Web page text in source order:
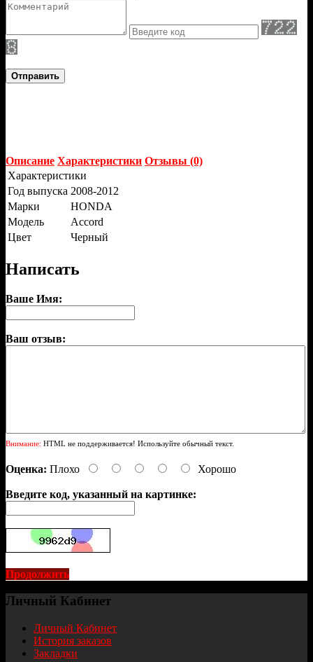
Отправить
Описание Характеристики Отзывы (0)
Характеристики
Год выпуска 2008-2012
Марки
HONDA
Модель
Accord
Цвет
Черный
Написать
Ваше Имя:
Ваш отзыв:
Внимание: HTML не поддерживается! Используйте обычный текст.
Оценка: Плохо Хорошо
Введите код, указанный на картинке:
Продолжить
Личный Кабинет
Личный Кабинет
История заказов
Закладки